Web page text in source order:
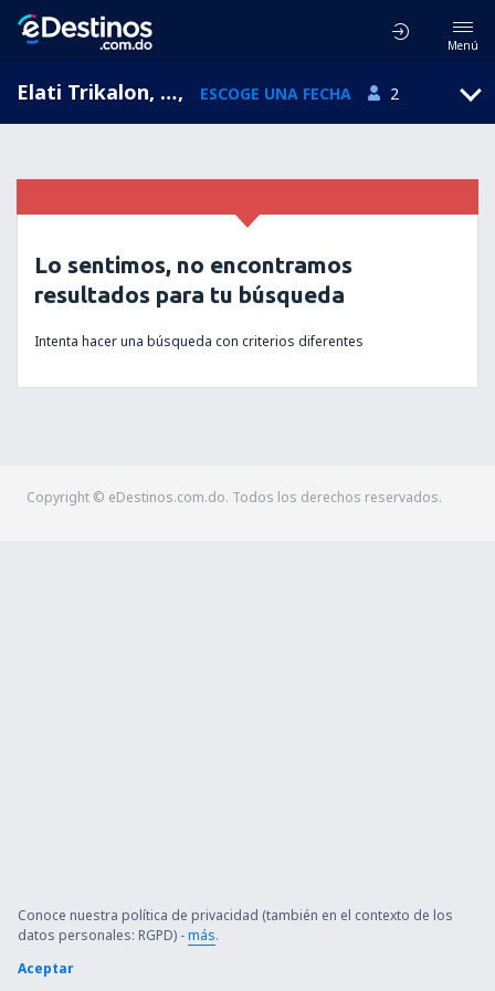
Menú
Elati Trikalon, Thessaly, Grecia, ESCOGE UNA FECHA 2
Lo sentimos, no encontramos
resultados para tu búsqueda
Intenta hacer una búsqueda con criterios diferentes
Copyright © eDestinos.com.do. Todos los derechos reservados.
Conoce nuestra política de privacidad (también en el contexto de los
datos personales: RGPD) -más.
Aceptar